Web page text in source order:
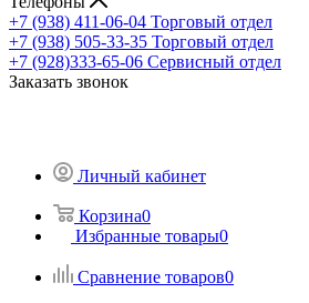
+7 (938) 411-06-04 Торговый отдел
+7 (938) 505-33-35 Торговый отдел
+7 (928)333-65-06 Сервисный отдел
Заказать звонок
Личный кабинет
Корзина0
Избранные товары0
Сравнение товаров0